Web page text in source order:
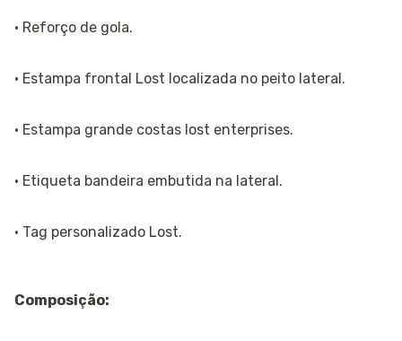
· Reforço de gola.
· Estampa frontal Lost localizada no peito lateral.
· Estampa grande costas lost enterprises.
· Etiqueta bandeira embutida na lateral.
· Tag personalizado Lost.
Composição: